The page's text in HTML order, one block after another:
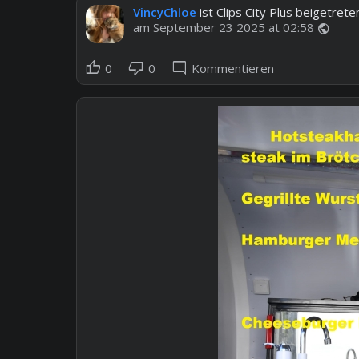
VincyChloe ist Clips City Plus
am September 23 2025 at 02:58 public
thumb_up 0 thumb_down 0 mode_comment Kommentieren